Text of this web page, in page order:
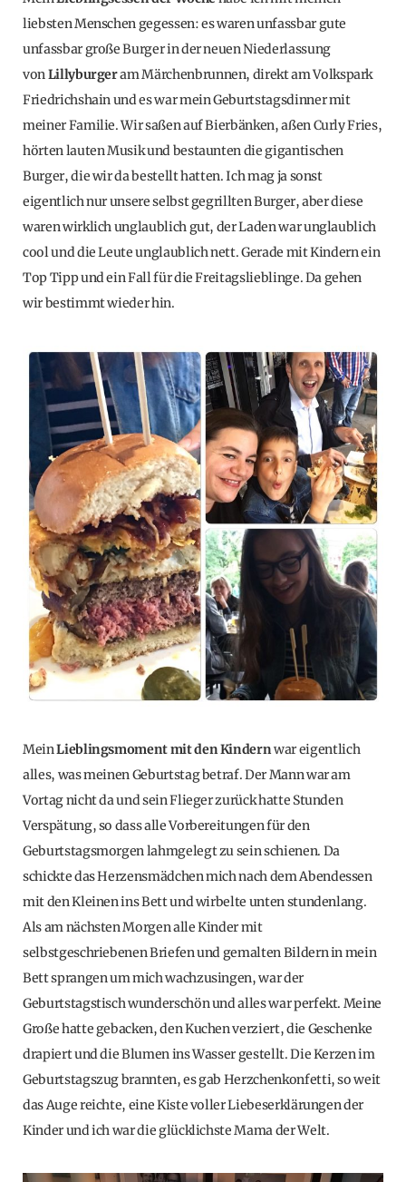
liebsten Menschen gegessen: es waren unfassbar gute
unfassbar große Burger in der neuen Niederlassung
vonLillyburgeram Märchenbrunnen, direkt am Volkspark
Friedrichshain und es war mein Geburtstagsdinner mit
meiner Familie. Wir saßen auf Bierbänken, aßen Curly Fries,
hörten lauten Musik und bestaunten die gigantischen
Burger, die wir da bestellt hatten. Ich mag ja sonst
eigentlich nur unsere selbst gegrillten Burger, aber diese
waren wirklich unglaublich gut, der Laden war unglaublich
cool und die Leute unglaublich nett. Gerade mit Kindern ein
Top Tipp und ein Fall für die Freitagslieblinge. Da gehen
wir bestimmt wieder hin.
MeinLieblingsmoment mit den Kindernwar eigentlich
alles, was meinen Geburtstag betraf. Der Mann war am
Vortag nicht da und sein Flieger zurück hatte Stunden
Verspätung, so dass alle Vorbereitungen für den
Geburtstagsmorgen lahmgelegt zu sein schienen. Da
schickte das Herzensmädchen mich nach dem Abendessen
mit den Kleinen ins Bett und wirbelte unten stundenlang.
Als am nächsten Morgen alle Kinder mit
selbstgeschriebenen Briefen und gemalten Bildern in mein
Bett sprangen um mich wachzusingen, war der
Geburtstagstisch wunderschön und alles war perfekt. Meine
Große hatte gebacken, den Kuchen verziert, die Geschenke
drapiert und die Blumen ins Wasser gestellt. Die Kerzen im
Geburtstagszug brannten, es gab Herzchenkonfetti, so weit
das Auge reichte, eine Kiste voller Liebeserklärungen der
Kinder und ich war die glücklichste Mama der Welt.